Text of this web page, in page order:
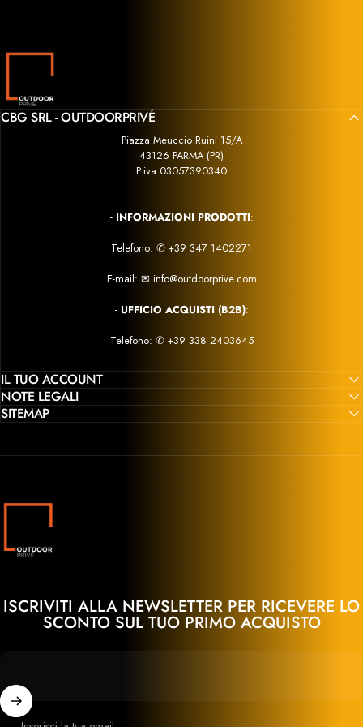
CBG SRL - OUTDOORPRIVÉ
Piazza Meuccio Ruini 15/A
43126 PARMA (PR)
P.iva 03057390340
- INFORMAZIONI PRODOTTI:
Telefono: ✆ +39 347 1402271
E-mail: ✉ info@outdoorprive.com
- UFFICIO ACQUISTI (B2B):
Telefono: ✆ +39 338 2403645
IL TUO ACCOUNT
NOTE LEGALI
SITEMAP
ISCRIVITI ALLA NEWSLETTER PER RICEVERE LO
SCONTO SUL TUO PRIMO ACQUISTO